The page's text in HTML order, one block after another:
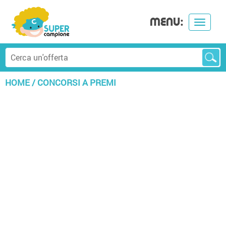
Toggle
MENU:
HOME/CONCORSI A PREMI